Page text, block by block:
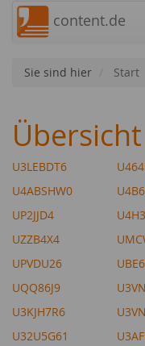
content.de
Sie sind hier Start
U3LEBDT6
U4ABSHW0
UP2JJD4
UZZB4X4
UPVDU26
UQQ86J9
U3KJH7R6
U32U5G61